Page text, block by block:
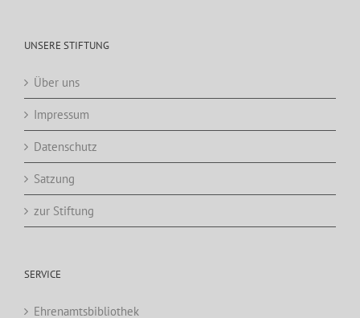
UNSERE STIFTUNG
Über uns
Impressum
Datenschutz
Satzung
zur Stiftung
SERVICE
Ehrenamtsbibliothek